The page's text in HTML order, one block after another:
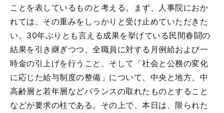
ことを表しているものと考える。まず、人事院におか
れては、その重みをしっかりと受け止めていただきた
い。30年ぶりとも言える成果を挙げている民間春闘の
結果を引き継ぎつつ、全職員に対する月例給および一
時金の引上げを行うこと、そして「社会と公務の変化
に応じた給与制度の整備」について、中央と地方、中
高齢層と若年層などバランスの取れたものとすること
などが要求の柱である。その上で、本日は、限られた